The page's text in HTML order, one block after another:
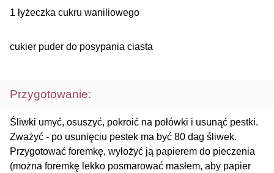
1 łyżeczka cukru waniliowego
cukier puder do posypania ciasta
Przygotowanie:
Śliwki umyć, osuszyć, pokroić na połówki i usunąć pestki.
Zważyć - po usunięciu pestek ma być 80 dag śliwek.
Przygotować foremkę, wyłożyć ją papierem do pieczenia
(można foremkę lekko posmarować masłem, aby papier